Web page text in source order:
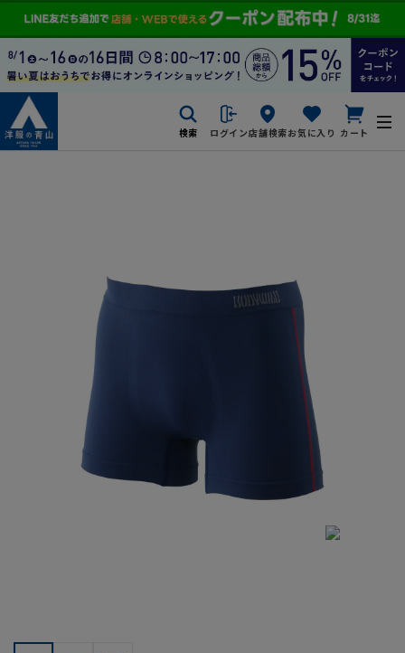
検索 ログイン店舗検索お気に入り カート